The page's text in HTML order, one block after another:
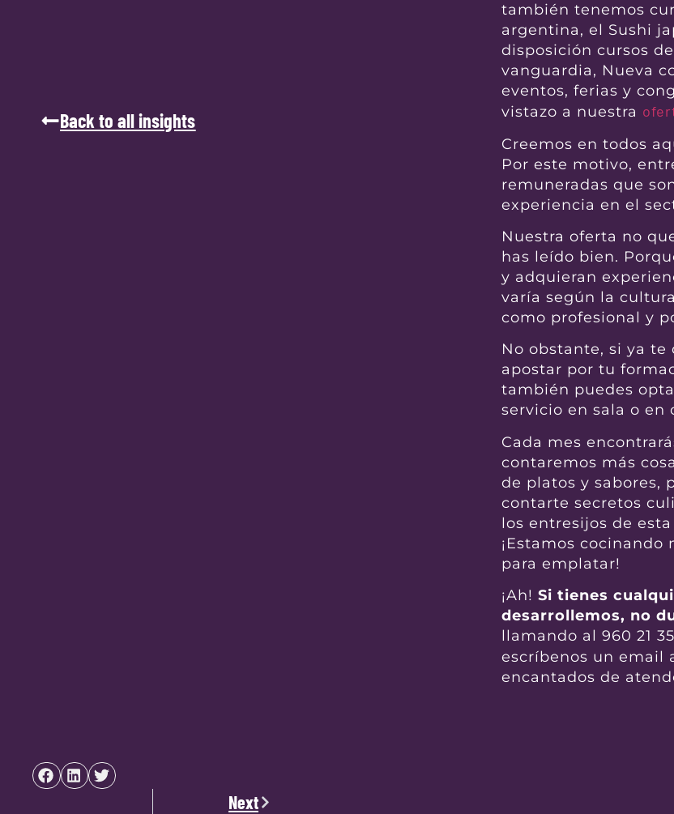
Back to all insights
también tenemos
argentina, el Sushi
disposición cursos
vanguardia, Nueva
eventos, ferias y
vistazo a nuestra
Creemos en todos
Por este motivo,
remuneradas que
experiencia en el
Nuestra oferta no
has leído bien.
y adquieran
varía según la
como profesional y
No obstante, si ya
apostar por tu
también puedes
servicio en sala o en
Cada mes
contaremos más
de platos y sabores,
contarte secretos
los entresijos de
¡Estamos
para emplatar!
¡Ah! Si tienes
desarrollemos, no
llamando al 960 21
escríbenos un email
encantados de
Next